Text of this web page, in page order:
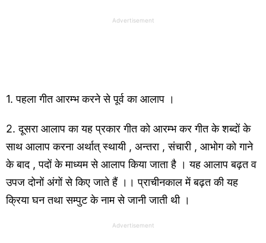
Advertisement
1. पहला गीत आरम्भ करने से पूर्व का आलाप ।
2. दूसरा आलाप का यह प्रकार गीत को आरम्भ कर गीत के शब्दों के
साथ आलाप करना अर्थात् स्थायी , अन्तरा , संचारी , आभोग को गाने
के बाद , पदों के माध्यम से आलाप किया जाता है । यह आलाप बढ़त व
उपज दोनों अंगों से किए जाते हैं ।। प्राचीनकाल में बढ़त की यह
क्रिया घन तथा सम्पुट के नाम से जानी जाती थी ।
Advertisement